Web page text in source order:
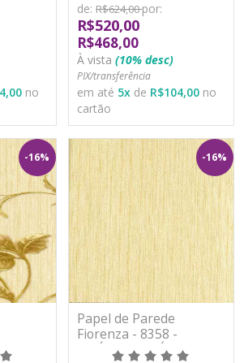
no
de: R$624,00por:
R$520,00
R$468,00
À vista (10% desc)
PIX/transferência
em até 5x de R$104,00 no
cartão
-16% -16%
Papel de Parede
Fiorenza - 8358 -
VINÍLICO LAVÁVEL